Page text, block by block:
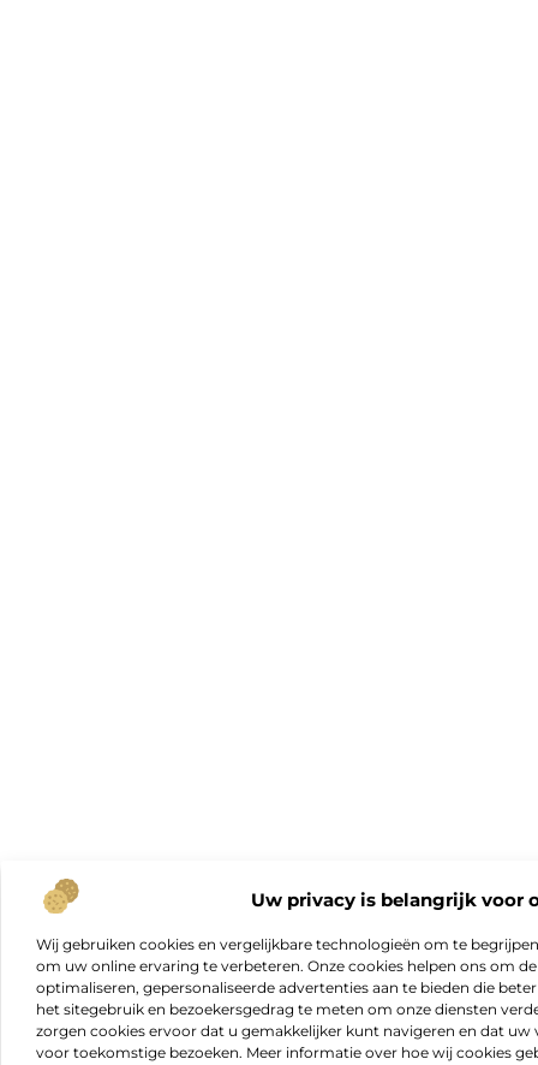
Uw privacy is belangrijk voor
Wij gebruiken cookies en vergelijkbare technologieën om te
om uw online ervaring te verbeteren. Onze cookies helpen ons om
optimaliseren, gepersonaliseerde advertenties aan te bieden die
het sitegebruik en bezoekersgedrag te meten om onze diensten
zorgen cookies ervoor dat u gemakkelijker kunt navigeren en dat
voor toekomstige bezoeken. Meer informatie over hoe wij cookies